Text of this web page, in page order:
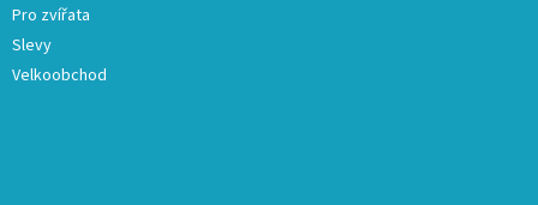
Pro zvířata
Slevy
Velkoobchod